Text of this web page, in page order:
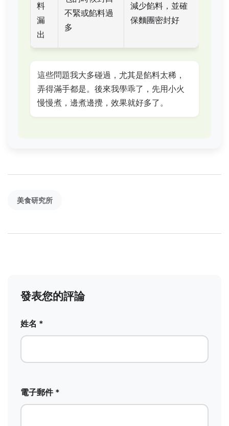
料
漏
出
不緊或餡料過
多
減少餡料，並確
保麵團密封好
這些問題我大多碰過，尤其是餡料太稀，
弄得滿手都是。後來我學乖了，先用小火
慢慢煮，邊煮邊攪，效果就好多了。
美食研究所
發表您的評論
姓名 *
電子郵件 *